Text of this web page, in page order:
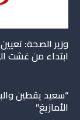
ابتداء من غشت
“سعيد يقطين
الأمازيغ”